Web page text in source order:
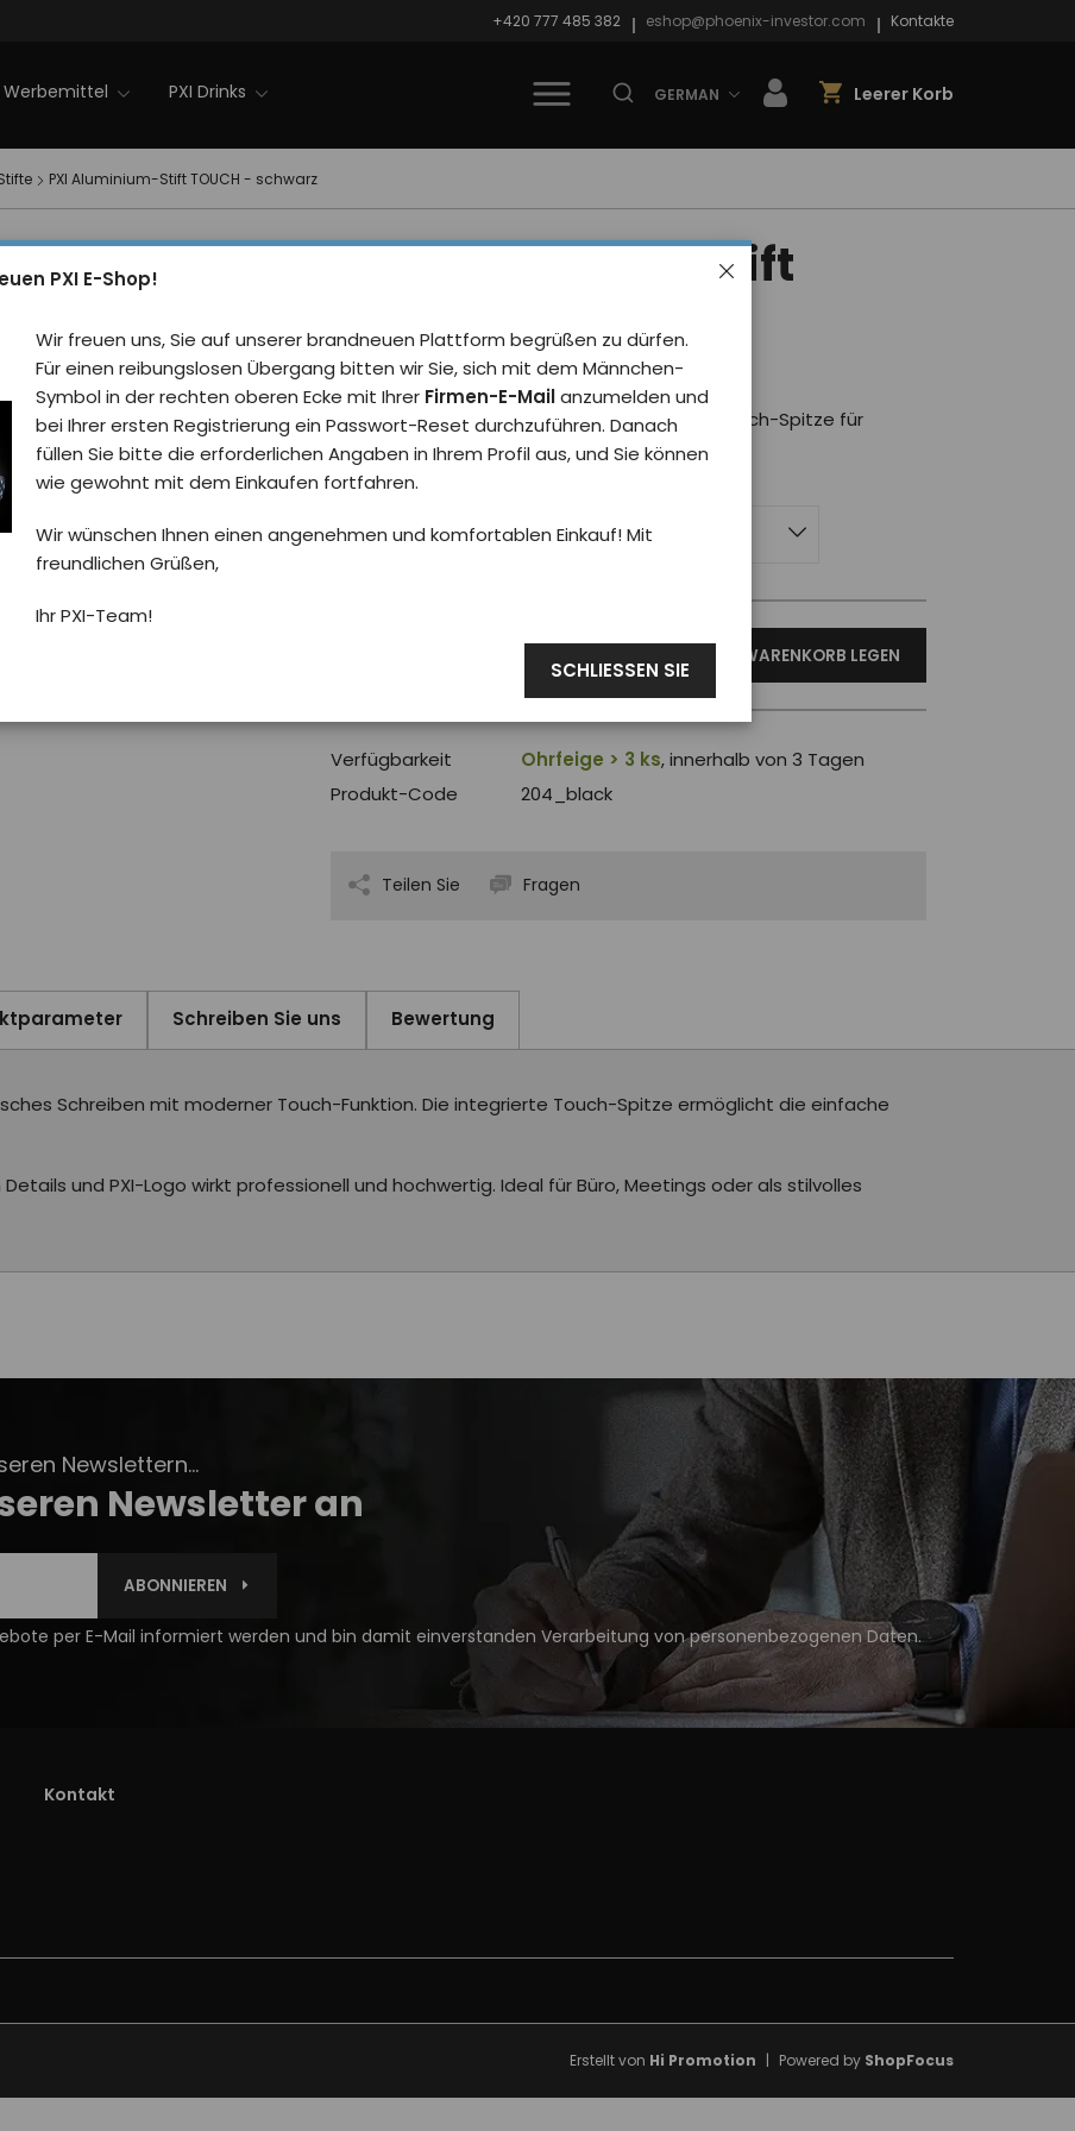
PXI E-Shop!
Wir freuen uns, Sie auf unserer brandneuen Plattform begrüßen zu dürfen.
Für einen reibungslosen Übergang bitten wir Sie, sich mit dem Männchen-
Symbol in der rechten oberen Ecke mit Ihrer Firmen-E-Mail anzumelden und
bei Ihrer ersten Registrierung ein Passwort-Reset durchzuführen. Danach
füllen Sie bitte die erforderlichen Angaben in Ihrem Profil aus, und Sie können
wie gewohnt mit dem Einkaufen fortfahren.
Wir wünschen Ihnen einen angenehmen und komfortablen Einkauf! Mit
freundlichen Grüßen,
Ihr PXI-Team!
SCHLIESSEN SIE
+420 777 485 382 eshop@phoenix-investor.com Kontakte
GERMAN Leerer Korb
Werbemittel PXI Drinks
PXI Aluminium-Stift TOUCH - schwarz
PXI Aluminium-Stift
Rezensiert von 0 Benutzer
Eleganter schwarzer Kugelschreiber PXI mit Touch-Spitze für
Displays.
Pro koho UNI
IN DEN WARENKORB LEGEN
Verfügbarkeit Ohrfeige > 3 ks, innerhalb von 3 Tagen
Produkt-Code
204_black
Teilen Sie Fragen
Schreiben Sie uns Bewertung
Schreiben mit moderner Touch-Funktion. Die integrierte Touch-Spitze ermöglicht die einfache
und PXI-Logo wirkt professionell und hochwertig. Ideal für Büro, Meetings oder als stilvolles
Newslettern...
Newsletter an
ABONNIEREN
per E-Mail informiert werden und bin damit einverstanden Verarbeitung von personenbezogenen Daten.
Kontakt
Erstellt von Hi Promotion Powered by ShopFocus